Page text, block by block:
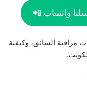
واتساب 📲
مراقبة السائق، وكيفية